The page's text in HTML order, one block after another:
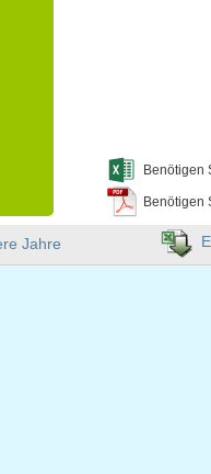
Benötigen
Benötigen
Jahre